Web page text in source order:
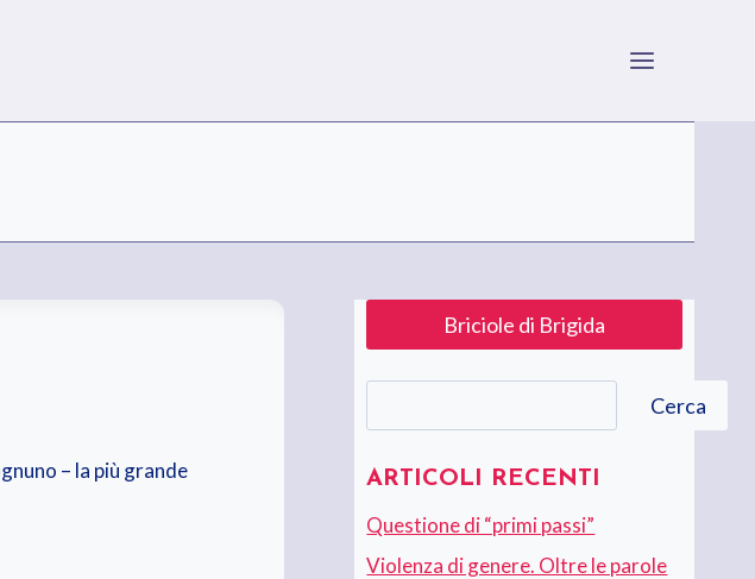
– la più grande
Briciole di Brigida
Cerca
ARTICOLI RECENTI
Questione di “primi passi”
Violenza di genere. Oltre le parole